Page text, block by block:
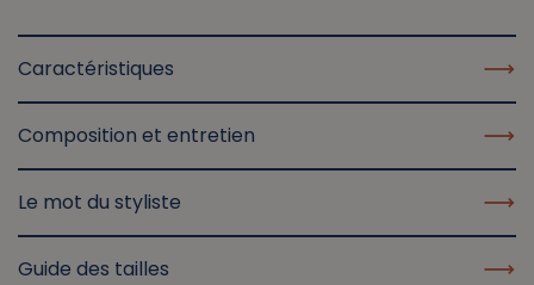
Caractéristiques
Composition et entretien
Le mot du styliste
Guide des tailles